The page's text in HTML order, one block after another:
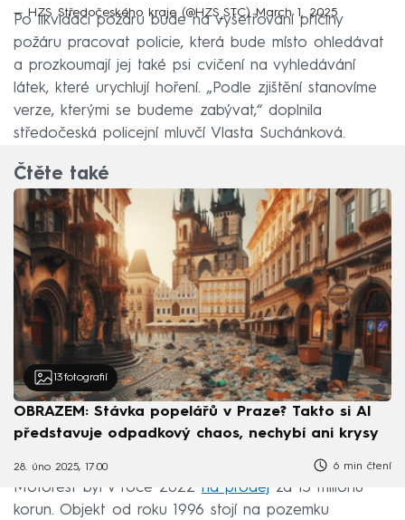
— HZS Středočeského kraje (@HZS_STC)March 1, 2025
Po likvidaci požáru bude na vyšetřování příčiny
požáru pracovat policie, která bude místo ohledávat
a prozkoumají jej také psi cvičení na vyhledávání
látek, které urychlují hoření. „Podle zjištění stanovíme
verze, kterými se budeme zabývat,“ doplnila
středočeská policejní mluvčí Vlasta Suchánková.
Čtěte také
13 fotografií
OBRAZEM: Stávka popelářů v Praze? Takto si AI
představuje odpadkový chaos, nechybí ani krysy
28. úno 2025, 17:00 6 min čtení
Motorest byl v roce 2022 na prodej za 13 milionů
korun. Objekt od roku 1996 stojí na pozemku